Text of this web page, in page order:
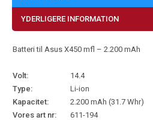
YDERLIGERE INFORMATION
Batteri til Asus X450 mfl – 2.200 mAh
Volt:
14.4
Type:
Li-ion
Kapacitet:
2.200 mAh (31.7 Whr)
Vores art nr:
611-194